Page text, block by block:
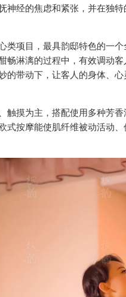
经的焦虑和紧张，并在独特
类项目，最具韵邸特色的一
畅淋漓的过程中，有效调动
带动下，让客人的身体、
触摸为主，搭配使用多种芳
式按摩能使肌纤维被动活动